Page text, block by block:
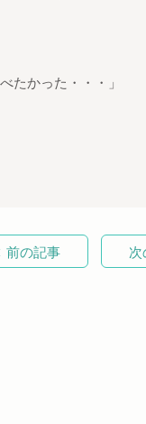
たかった・・・」
前の記事 次